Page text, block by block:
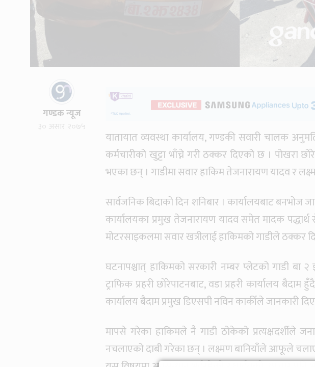
गण्डक न्यूज
३० असार २०७५
यातायात व्यवस्था कार्यालय, गण्डकी सवारी चालक
कर्मचारीको खुट्टा भाँच्ने गरी ठक्कर दिएको छ । पोखरा
भएका छन् । गाडीमा सवार हाकिम तेजनारायण यादव र
सार्वजनिक बिदाको दिन शनिबार । कार्यालयबाट बनभोज
कार्यालयका प्रमुख तेजनारायण यादव समेत मादक
मोटरसाइकलमा सवार खत्रीलाई हाकिमको गाडीले ठक्कर
घटनापश्चात् हाकिमको सरकारी नम्बर प्लेटको गाडी
ट्राफिक प्रहरी छोरेपाटनबाट, वडा प्रहरी कार्यालय बैदाम
कार्यालय बैदाम प्रमुख डिएसपी नविन कार्कीले जानकारी
मापसे गरेका हाकिमले नै गाडी ठोकेको
नचलाएको दाबी गरेका छन् । लक्ष्मण बानियाँले आफूले